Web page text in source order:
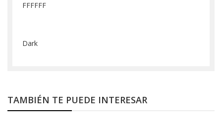
FFFFFF
Dark
TAMBIÉN TE PUEDE INTERESAR